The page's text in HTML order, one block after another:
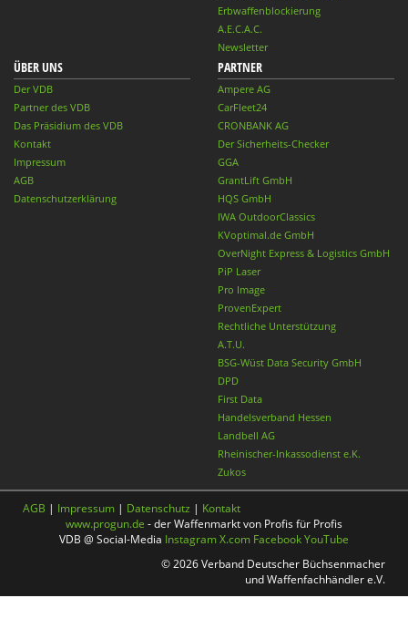
Erbwaffenblockierung
A.E.C.A.C.
Newsletter
ÜBER UNS
Der VDB
Partner des VDB
Das Präsidium des VDB
Kontakt
Impressum
AGB
Datenschutzerklärung
PARTNER
Ampere AG
CarFleet24
CRONBANK AG
Der Sicherheits-Checker
GGA
GrantLift GmbH
HQS GmbH
IWA OutdoorClassics
KVoptimal.de GmbH
OverNight Express & Logistics GmbH
PiP Laser
Pro Image
ProvenExpert
Rechtliche Unterstützung
A.T.U.
BSG-Wüst Data Security GmbH
DPD
First Data
Handelsverband Hessen
Landbell AG
Rheinischer-Inkassodienst e.K.
Zukos
AGB | Impressum | Datenschutz | Kontakt
www.progun.de - der Waffenmarkt von Profis für Profis
VDB @ Social-Media InstagramX.com FacebookYouTube
© 2026 Verband Deutscher Büchsenmacher
und Waffenfachhändler e.V.